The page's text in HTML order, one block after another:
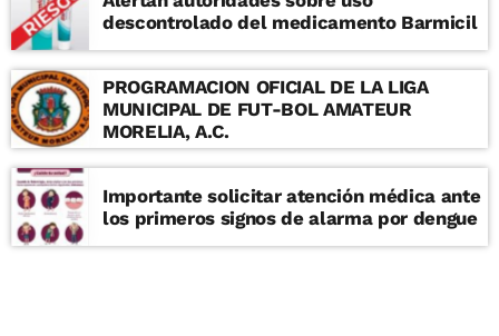
descontrolado del medicamento Barmicil
PROGRAMACION OFICIAL DE LA LIGA
MUNICIPAL DE FUT-BOL AMATEUR
MORELIA, A.C.
Importante solicitar atención médica ante
los primeros signos de alarma por dengue